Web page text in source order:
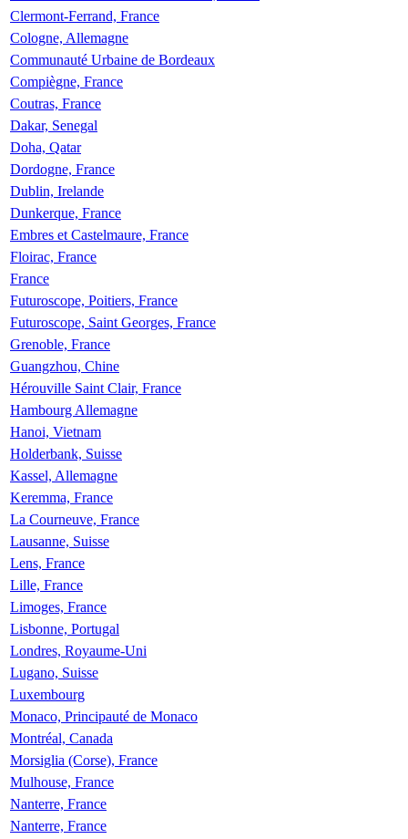
Clermont-Ferrand, France
Cologne, Allemagne
Communauté Urbaine de Bordeaux
Compiègne, France
Coutras, France
Dakar, Senegal
Doha, Qatar
Dordogne, France
Dublin, Irelande
Dunkerque, France
Embres et Castelmaure, France
Floirac, France
France
Futuroscope, Poitiers, France
Futuroscope, Saint Georges, France
Grenoble, France
Guangzhou, Chine
Hérouville Saint Clair, France
Hambourg Allemagne
Hanoi, Vietnam
Holderbank, Suisse
Kassel, Allemagne
Keremma, France
La Courneuve, France
Lausanne, Suisse
Lens, France
Lille, France
Limoges, France
Lisbonne, Portugal
Londres, Royaume-Uni
Lugano, Suisse
Luxembourg
Monaco, Principauté de Monaco
Montréal, Canada
Morsiglia (Corse), France
Mulhouse, France
Nanterre, France
Nanterre, France